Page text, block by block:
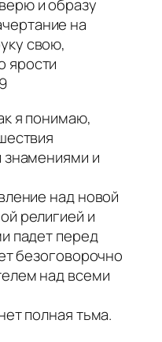
и образу
на
свою,
ярости
я понимаю,
знамениями и
над новой
религией и
падет перед
безоговорочно
над всеми
полная тьма.